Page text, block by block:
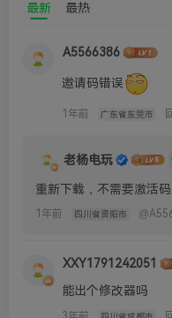
最新 最热
A5566386
邀请码错误
1年前 广东省东莞市
老杨电玩
重新下载，不需要激活
1年前 四川省资阳市 @
XXY1791242051
能出个修改器吗